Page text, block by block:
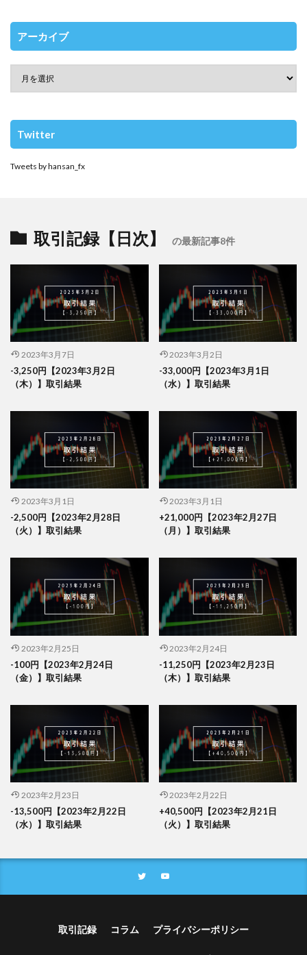
アーカイブ
Twitter
Tweets by hansan_fx
取引記録【日次】 の最新記事8件
2023年3月7日
-3,250円【2023年3月2日
（木）】取引結果
2023年3月2日
-33,000円【2023年3月1日
（水）】取引結果
2023年3月1日
-2,500円【2023年2月28日
（火）】取引結果
2023年3月1日
+21,000円【2023年2月27日
（月）】取引結果
2023年2月25日
-100円【2023年2月24日
（金）】取引結果
2023年2月24日
-11,250円【2023年2月23日
（木）】取引結果
2023年2月23日
-13,500円【2023年2月22日
（水）】取引結果
2023年2月22日
+40,500円【2023年2月21日
（火）】取引結果
取引記録 コラム プライバシーポリシー